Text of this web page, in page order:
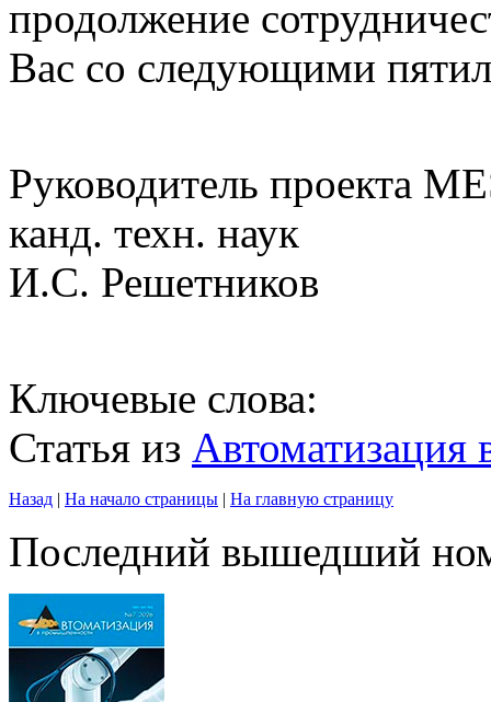
продолжение
Вас со следующими
Руководитель проекта
канд. техн. наук
И.С. Решетников
Ключевые слова:
Статья из
Назад | На начало страницы | На главную страницу
Последний вышедший